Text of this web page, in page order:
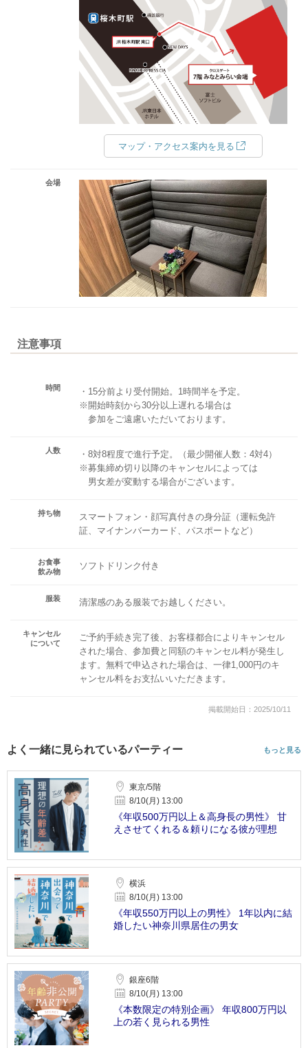
マップ・アクセス案内を見る
会場
注意事項
時間
・15分前より受付開始。1時間半を予定。
※開始時刻から30分以上遅れる場合は
参加をご遠慮いただいております。
人数
・8対8程度で進行予定。（最少開催人数：4対4）
※募集締め切り以降のキャンセルによっては
男女差が変動する場合がございます。
持ち物
スマートフォン・顔写真付きの身分証（運転免許
証、マイナンバーカード、パスポートなど）
お食事
飲み物
ソフトドリンク付き
服装 清潔感のある服装でお越しください。
キャンセル
について
ご予約手続き完了後、お客様都合によりキャンセル
された場合、参加費と同額のキャンセル料が発生し
ます。無料で申込された場合は、一律1,000円のキ
ャンセル料をお支払いいただきます。
掲載開始日：2025/10/11
よく一緒に見られているパーティー もっと見る
東京/5階
8/10(月) 13:00
《年収500万円以上＆高身長の男性》 甘
えさせてくれる＆頼りになる彼が理想
横浜
8/10(月) 13:00
《年収550万円以上の男性》 1年以内に結
婚したい神奈川県居住の男女
銀座6階
8/10(月) 13:00
《本数限定の特別企画》 年収800万円以
上の若く見られる男性